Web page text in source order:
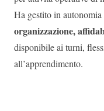
Ha gestito in
organizzazione,
disponibile ai turni,
all’apprendimento.